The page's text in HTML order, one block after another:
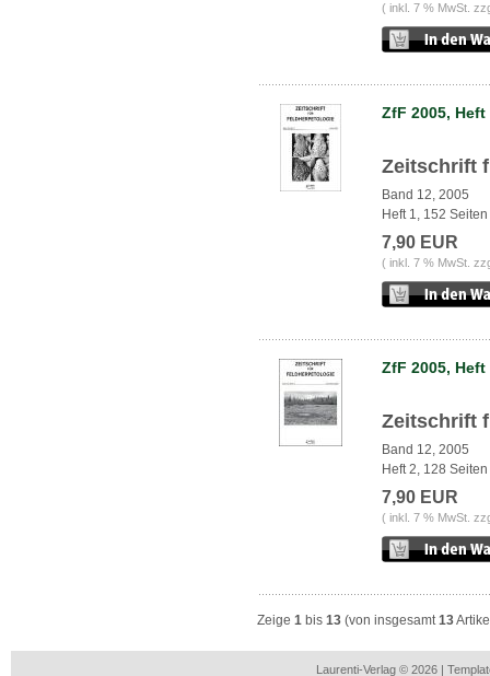
( inkl. 7 % MwSt.
ZfF 2005, Heft
Zeitschrift
Band 12, 2005
Heft 1, 152 Seiten
7,90 EUR
( inkl. 7 % MwSt.
ZfF 2005, Heft
Zeitschrift
Band 12, 2005
Heft 2, 128 Seiten
7,90 EUR
( inkl. 7 % MwSt.
Zeige 1 bis 13 (von insgesamt13
Laurenti-Verlag © 2026 |